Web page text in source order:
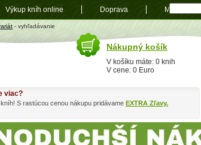
- vyhľadávanie
viac?
S rastúcou cenou nákupu pridávame EXTRA Zľavy.
Nákupný košík
V košíku máte: 0 knih
V cene: 0 Euro
Výkup kníh online Doprava Mapa